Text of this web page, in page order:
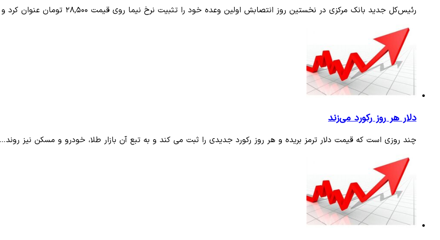
رئیس‌کل جدید بانک مرکزی در نخستین روز انتصابش اولین وعده خود را تثبیت نرخ نیما روی قیمت ۲۸,۵۰۰ تومان عنوان کرد و گفت:…
دلار هر روز رکورد می‌زند
چند روزی است که قیمت دلار ترمز بریده و هر روز رکورد جدیدی را ثبت می کند و به تبع آن بازار طلا، خودرو و مسکن نیز روند…